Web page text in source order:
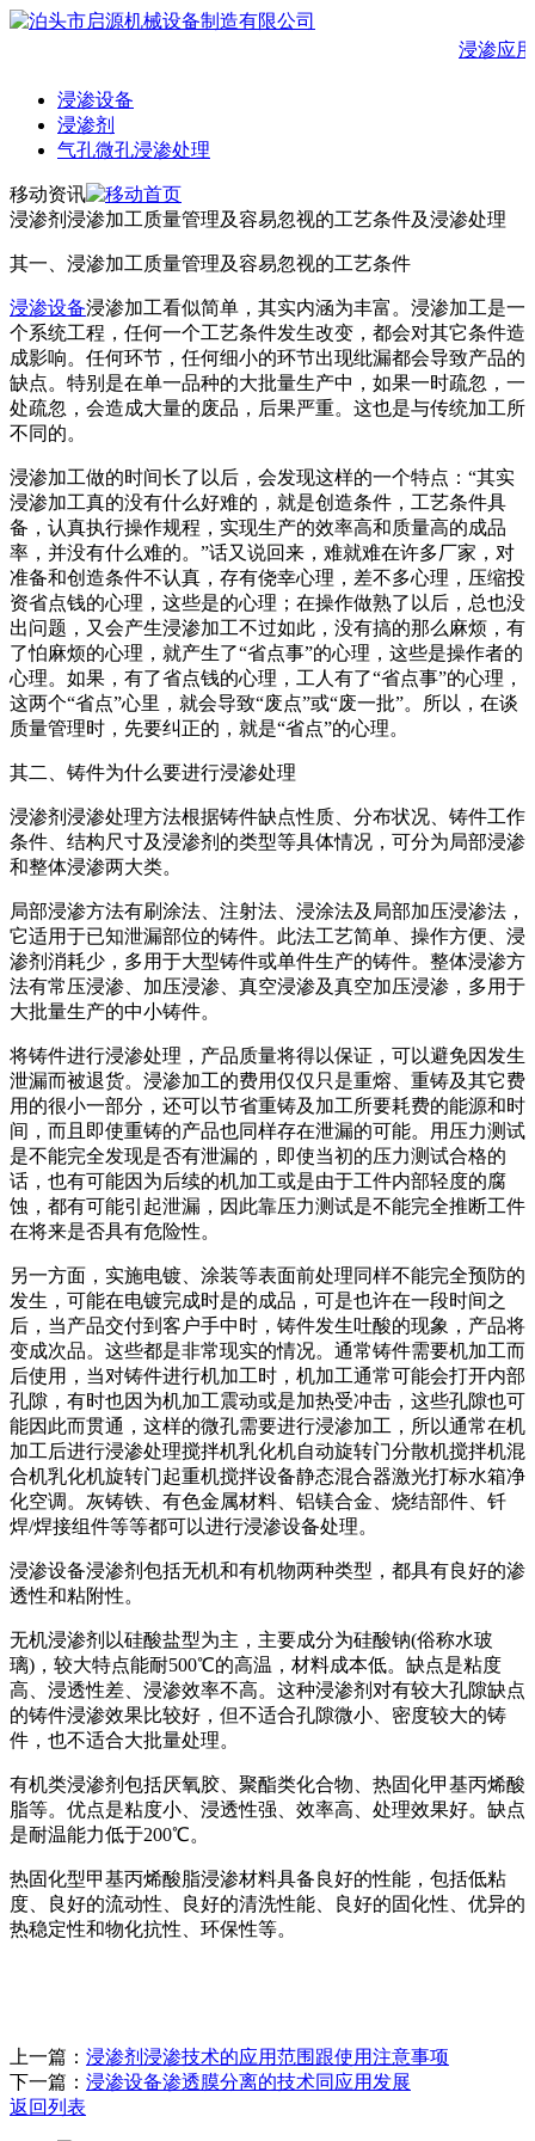
浸渗应
浸渗设备
浸渗剂
气孔微孔浸渗处理
移动资讯
浸渗剂浸渗加工质量管理及容易忽视的工艺条件及浸渗处理
其一、浸渗加工质量管理及容易忽视的工艺条件
浸渗设备浸渗加工看似简单，其实内涵为丰富。浸渗加工是一
个系统工程，任何一个工艺条件发生改变，都会对其它条件造
成影响。任何环节，任何细小的环节出现纰漏都会导致产品的
缺点。特别是在单一品种的大批量生产中，如果一时疏忽，一
处疏忽，会造成大量的废品，后果严重。这也是与传统加工所
不同的。
浸渗加工做的时间长了以后，会发现这样的一个特点：“其实
浸渗加工真的没有什么好难的，就是创造条件，工艺条件具
备，认真执行操作规程，实现生产的效率高和质量高的成品
率，并没有什么难的。”话又说回来，难就难在许多厂家，对
准备和创造条件不认真，存有侥幸心理，差不多心理，压缩投
资省点钱的心理，这些是的心理；在操作做熟了以后，总也没
出问题，又会产生浸渗加工不过如此，没有搞的那么麻烦，有
了怕麻烦的心理，就产生了“省点事”的心理，这些是操作者的
心理。如果，有了省点钱的心理，工人有了“省点事”的心理，
这两个“省点”心里，就会导致“废点”或“废一批”。所以，在谈
质量管理时，先要纠正的，就是“省点”的心理。
其二、铸件为什么要进行浸渗处理
浸渗剂浸渗处理方法根据铸件缺点性质、分布状况、铸件工作
条件、结构尺寸及浸渗剂的类型等具体情况，可分为局部浸渗
和整体浸渗两大类。
局部浸渗方法有刷涂法、注射法、浸涂法及局部加压浸渗法，
它适用于已知泄漏部位的铸件。此法工艺简单、操作方便、浸
渗剂消耗少，多用于大型铸件或单件生产的铸件。整体浸渗方
法有常压浸渗、加压浸渗、真空浸渗及真空加压浸渗，多用于
大批量生产的中小铸件。
将铸件进行浸渗处理，产品质量将得以保证，可以避免因发生
泄漏而被退货。浸渗加工的费用仅仅只是重熔、重铸及其它费
用的很小一部分，还可以节省重铸及加工所要耗费的能源和时
间，而且即使重铸的产品也同样存在泄漏的可能。用压力测试
是不能完全发现是否有泄漏的，即使当初的压力测试合格的
话，也有可能因为后续的机加工或是由于工件内部轻度的腐
蚀，都有可能引起泄漏，因此靠压力测试是不能完全推断工件
在将来是否具有危险性。
另一方面，实施电镀、涂装等表面前处理同样不能完全预防的
发生，可能在电镀完成时是的成品，可是也许在一段时间之
后，当产品交付到客户手中时，铸件发生吐酸的现象，产品将
变成次品。这些都是非常现实的情况。通常铸件需要机加工而
后使用，当对铸件进行机加工时，机加工通常可能会打开内部
孔隙，有时也因为机加工震动或是加热受冲击，这些孔隙也可
能因此而贯通，这样的微孔需要进行浸渗加工，所以通常在机
加工后进行浸渗处理搅拌机乳化机自动旋转门分散机搅拌机混
合机乳化机旋转门起重机搅拌设备静态混合器激光打标水箱净
化空调。灰铸铁、有色金属材料、铝镁合金、烧结部件、钎
焊/焊接组件等等都可以进行浸渗设备处理。
浸渗设备浸渗剂包括无机和有机物两种类型，都具有良好的渗
透性和粘附性。
无机浸渗剂以硅酸盐型为主，主要成分为硅酸钠(俗称水玻
璃)，较大特点能耐500℃的高温，材料成本低。缺点是粘度
高、浸透性差、浸渗效率不高。这种浸渗剂对有较大孔隙缺点
的铸件浸渗效果比较好，但不适合孔隙微小、密度较大的铸
件，也不适合大批量处理。
有机类浸渗剂包括厌氧胶、聚酯类化合物、热固化甲基丙烯酸
脂等。优点是粘度小、浸透性强、效率高、处理效果好。缺点
是耐温能力低于200℃。
热固化型甲基丙烯酸脂浸渗材料具备良好的性能，包括低粘
度、良好的流动性、良好的清洗性能、良好的固化性、优异的
热稳定性和物化抗性、环保性等。
上一篇： 浸渗剂浸渗技术的应用范围跟使用注意事项
下一篇： 浸渗设备渗透膜分离的技术同应用发展
返回列表